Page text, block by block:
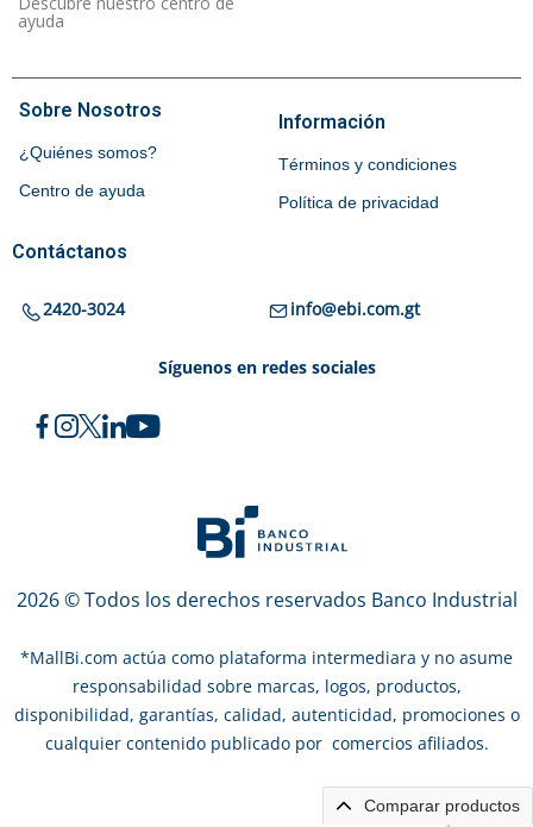
ayuda
Sobre Nosotros
¿Quiénes somos?
Centro de ayuda
Información
Términos y condiciones
Política de privacidad
Contáctanos
2420-3024 info@ebi.com.gt
Síguenos en redes sociales
2026 © Todos los derechos reservados Banco Industrial
*MallBi.com actúa como plataforma intermediara y no asume
responsabilidad sobre marcas, logos, productos,
disponibilidad, garantías, calidad, autenticidad, promociones o
cualquier contenido publicado por comercios afiliados.
Comparar productos